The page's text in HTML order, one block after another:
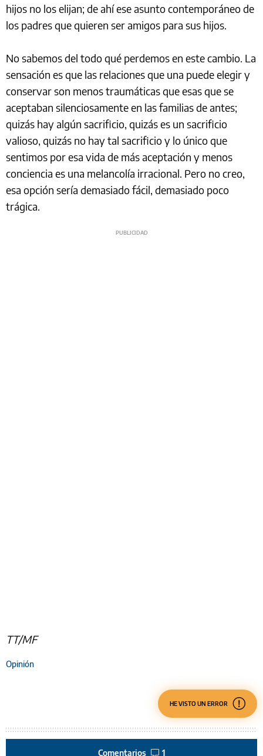
hijos no los elijan; de ahí ese asunto contemporáneo de
los padres que quieren ser amigos para sus hijos.
No sabemos del todo qué perdemos en este cambio. La
sensación es que las relaciones que una puede elegir y
conservar son menos traumáticas que esas que se
aceptaban silenciosamente en las familias de antes;
quizás hay algún sacrificio, quizás es un sacrificio
valioso, quizás no hay tal sacrificio y lo único que
sentimos por esa vida de más aceptación y menos
conciencia es una melancolía irracional. Pero no creo,
esa opción sería demasiado fácil, demasiado poco
trágica.
TT/MF
Opinión
HE VISTO UN ERROR
Comentarios 1